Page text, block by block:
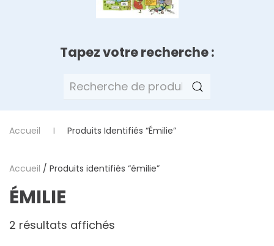
Tapez votre recherche :
Recherche
Accueil Produits Identifiés “émilie”
Accueil / Produits identifiés “émilie”
ÉMILIE
2 résultats affichés